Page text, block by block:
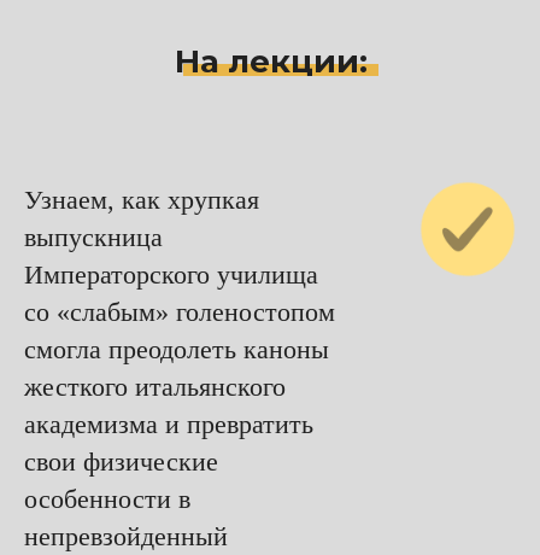
На лекции:
Узнаем, как хрупкая
выпускница
Императорского училища
со «слабым» голеностопом
смогла преодолеть каноны
жесткого итальянского
академизма и превратить
свои физические
особенности в
непревзойденный